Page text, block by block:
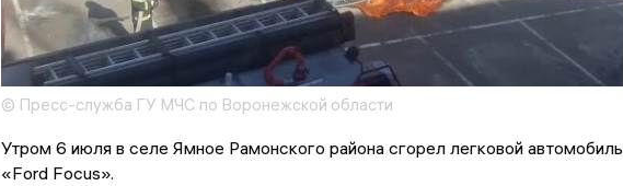
© Пресс-служба ГУ МЧС по Воронежской области
Утром 6 июля в селе Ямное Рамонского района сгорел легковой автомобиль
«Ford Focus».